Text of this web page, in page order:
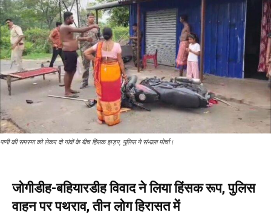
पानी की समस्या को लेकर दो गांवों के बीच हिंसक झड़प, पुलिस ने संभाला मोर्चा।
जोगीडीह-बहियारडीह विवाद ने लिया हिंसक रूप, पुलिस
वाहन पर पथराव, तीन लोग हिरासत में